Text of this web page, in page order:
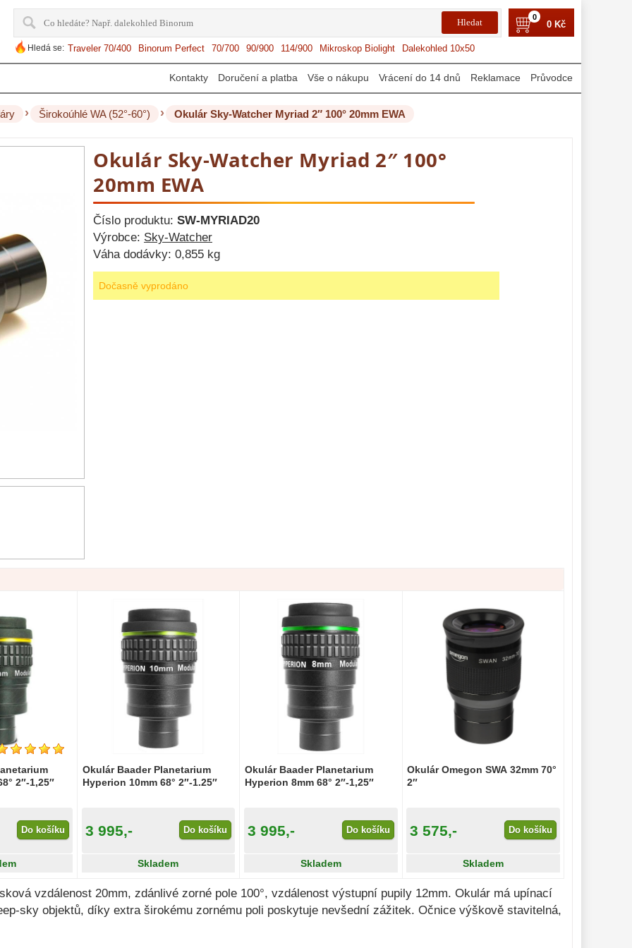
0
0 Kč
Hledá se: Traveler 70/400 Binorum Perfect 70/700 90/900 114/900 Mikroskop Biolight Dalekohled 10x50
Kontakty Doručení a platba Vše o nákupu Vrácení do 14 dnů Reklamace Průvodce
› Širokoúhlé WA (52°-60°) › Okulár Sky-Watcher Myriad 2″ 100° 20mm EWA
Okulár Sky-Watcher Myriad 2″ 100°
20mm EWA
Číslo produktu: SW-MYRIAD20
Výrobce: Sky-Watcher
Váha dodávky: 0,855 kg
Dočasně vyprodáno
2″-1,25″
Do košíku
Okulár Baader Planetarium
Hyperion 10mm 68° 2″-1.25″
3 995,- Do košíku
Skladem
Okulár Baader Planetarium
Hyperion 8mm 68° 2″-1,25″
3 995,- Do košíku
Skladem
Okulár Omegon SWA 32mm 70°
2″
3 575,- Do košíku
Skladem
vzdálenost 20mm, zdánlivé zorné pole 100°, vzdálenost výstupní pupily 12mm. Okulár má upínací
sky objektů, díky extra širokému zornému poli poskytuje nevšední zážitek. Očnice výškově stavitelná,